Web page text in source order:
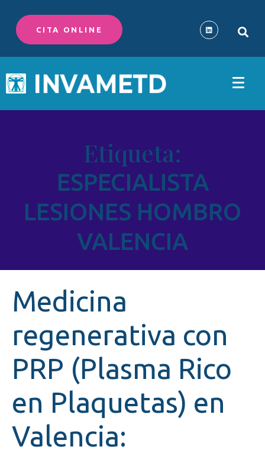
CITA ONLINE
Etiqueta:
ESPECIALISTA
LESIONES HOMBRO
VALENCIA
Medicina
regenerativa con
PRP (Plasma Rico
en Plaquetas) en
Valencia: